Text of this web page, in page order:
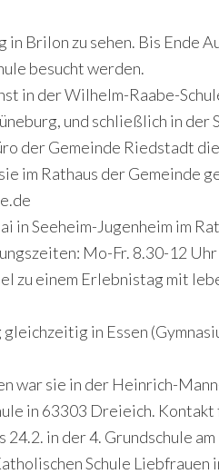
Brilon zu sehen. Bis Ende
besucht werden.
in der Wilhelm-Raabe-
und schließlich in der
der Gemeinde Riedstadt
im Rathaus der
in Seeheim-Jugenheim im
Mo-Fr. 8.30-12
zu einem Erlebnistag mit
in Essen
war sie in der Heinrich-
in 63303 Dreieich.
24.2. in der 4. Grundschule
Schule